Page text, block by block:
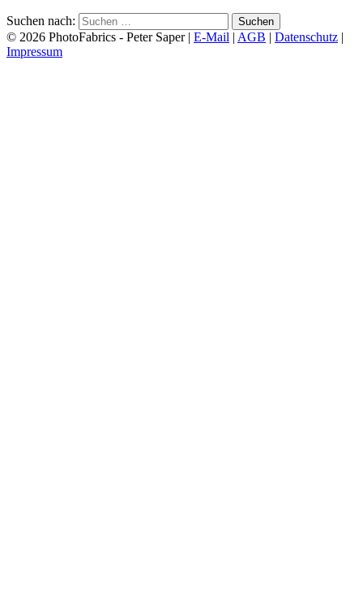
Suchen nach:
© 2026 PhotoFabrics - Peter Saper| E-Mail | AGB | Datenschutz |
Impressum